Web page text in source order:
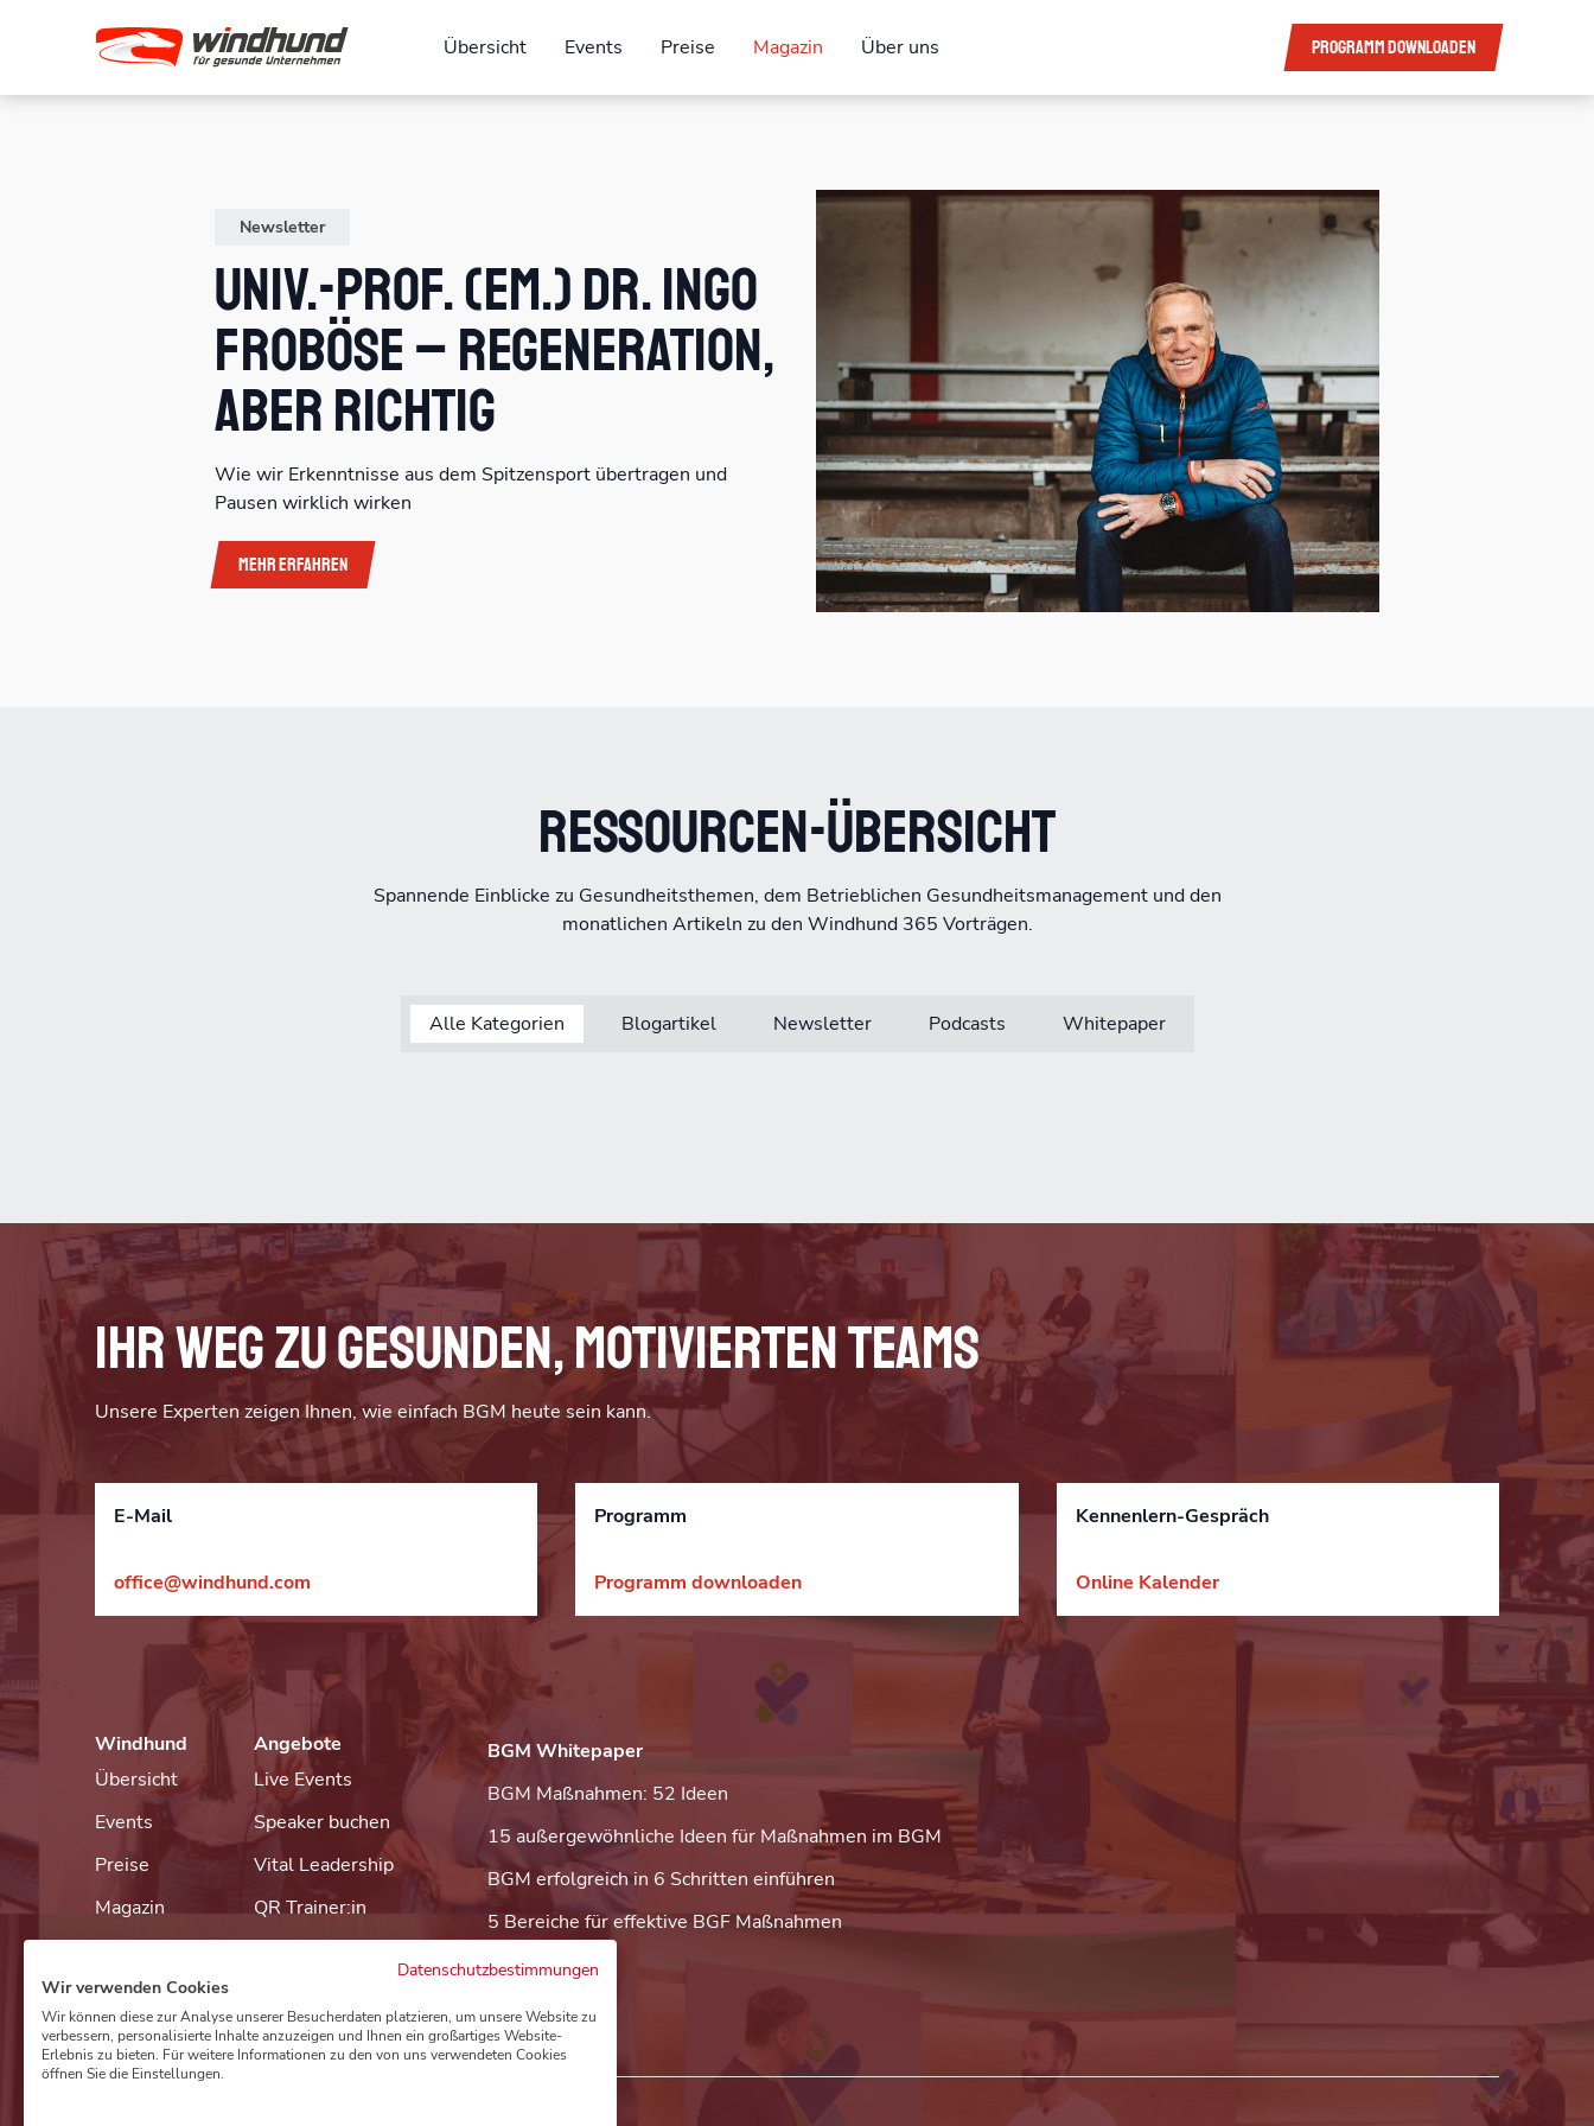
Übersicht Events Preise Magazin Über uns Programmdownloaden
Newsletter
Univ.-Prof. (em.) Dr. Ingo
Froböse – Regeneration,
aber richtig
Wie wir Erkenntnisse aus dem Spitzensport übertragen und
Pausen wirklich wirken
Mehr erfahren
Ressourcen-Übersicht
Spannende Einblicke zu Gesundheitsthemen, dem Betrieblichen Gesundheitsmanagement und den
monatlichen Artikeln zu den Windhund 365 Vorträgen.
Alle Kategorien Blogartikel Newsletter Podcasts Whitepaper
Ihr Weg zu gesunden, motivierten Teams
Unsere Experten zeigen Ihnen, wie einfach BGM heute sein kann.
E-Mail
office@windhund.com
Programm
Programm downloaden
Kennenlern-Gespräch
Online Kalender
Windhund
Übersicht
Events
Preise
Magazin
Kontakt
Angebote
Live Events
Speaker buchen
Vital Leadership
QR Trainer:in
BGM Whitepaper
BGM Maßnahmen: 52 Ideen
15 außergewöhnliche Ideen für Maßnahmen im BGM
BGM erfolgreich in 6 Schritten einführen
5 Bereiche für effektive BGF Maßnahmen
Datenschutzbestimmungen
Wir verwenden Cookies
Wir können diese zur Analyse unserer Besucherdaten platzieren, um unsere Website zu
verbessern, personalisierte Inhalte anzuzeigen und Ihnen ein großartiges Website-
Erlebnis zu bieten. Für weitere Informationen zu den von uns verwendeten Cookies
öffnen Sie die Einstellungen.